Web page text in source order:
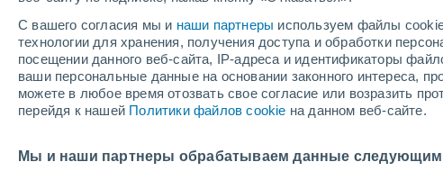
С вашего согласия мы и наши партнеры используем файлы
технологии для хранения, получения доступа и обработки
посещении данного веб-сайта, IP-адреса и идентификаторы
ваши персональные данные на основании законного интереса,
можете в любое время отозвать свое согласие или возразить
перейдя к нашей Политики файлов cookie на данном веб-сайте.
Мы и наши партнеры обрабатываем данные следующим